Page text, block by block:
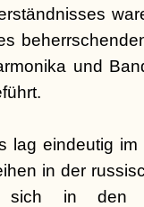
und
lag eindeutig
in der
in den